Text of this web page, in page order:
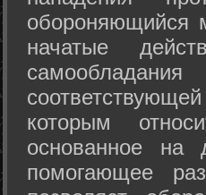
обороняющийся
начатые
которым
основанное на
помогающее